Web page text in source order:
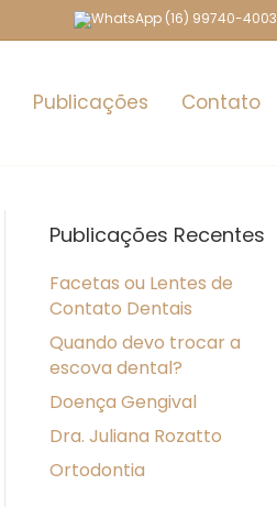
(16) 99740-4003
Publicações Contato
Publicações Recentes
Facetas ou Lentes de
Contato Dentais
Quando devo trocar a
escova dental?
Doença Gengival
Dra. Juliana Rozatto
Ortodontia